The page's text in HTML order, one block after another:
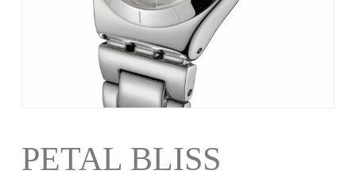
PETAL BLISS